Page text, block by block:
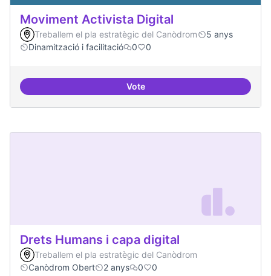
Moviment Activista Digital
Treballem el pla estratègic del Canòdrom
5 anys
Dinamització i facilitació
0 0
VoteMoviment Activista Digital
Drets Humans i capa digital
Treballem el pla estratègic del Canòdrom
Canòdrom Obert
2 anys 0 0